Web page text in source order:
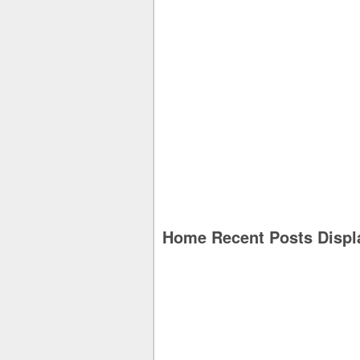
Home Recent Posts